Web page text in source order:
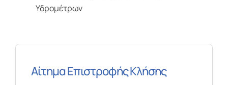
Υδρομέτρων
Αίτημα Επιστροφής Κλήσης